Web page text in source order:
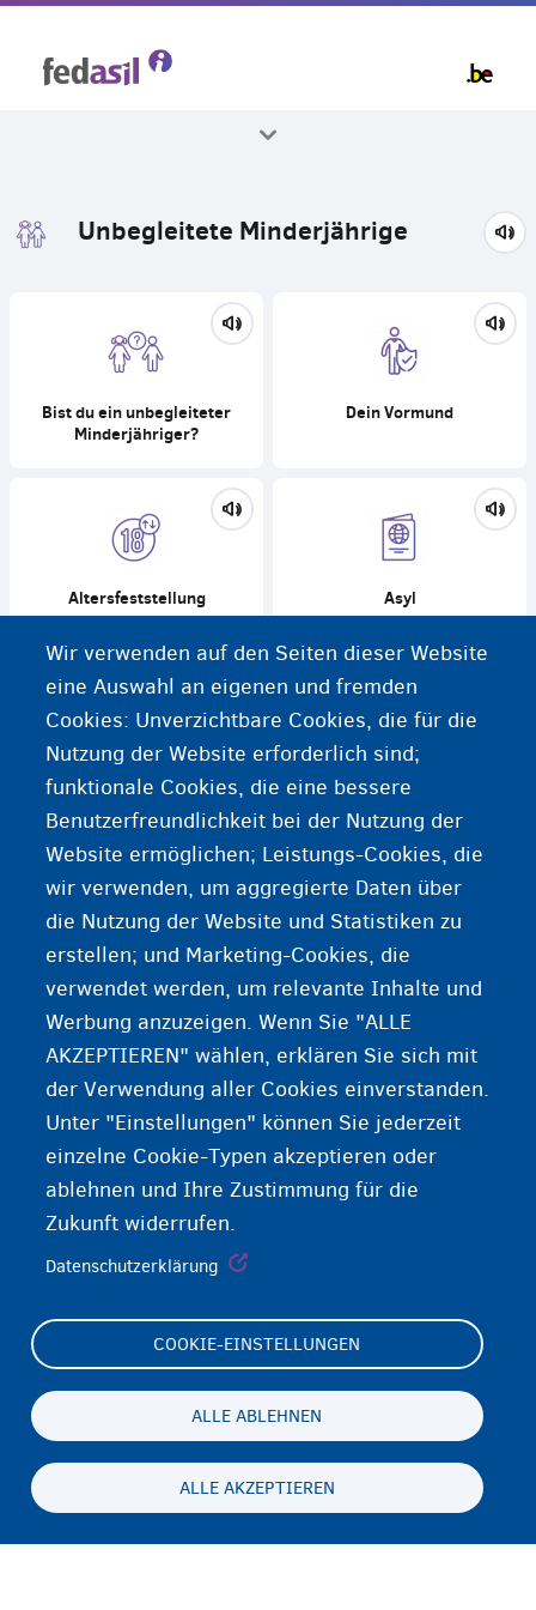
Unbegleitete Minderjährige
Bist du ein unbegleiteter
Minderjähriger?
Dein Vormund
Altersfeststellung Asyl
Andere Verfahren
Leben in einem
Aufnahmezentrum
Leben in einer Pflegefamilie Fast 18, was jetzt?
Wir verwenden auf den Seiten dieser Website
eine Auswahl an eigenen und fremden
Cookies: Unverzichtbare Cookies, die für die
Nutzung der Website erforderlich sind;
funktionale Cookies, die eine bessere
Benutzerfreundlichkeit bei der Nutzung der
Website ermöglichen; Leistungs-Cookies, die
wir verwenden, um aggregierte Daten über
die Nutzung der Website und Statistiken zu
erstellen; und Marketing-Cookies, die
verwendet werden, um relevante Inhalte und
Werbung anzuzeigen. Wenn Sie "ALLE
AKZEPTIEREN" wählen, erklären Sie sich mit
der Verwendung aller Cookies einverstanden.
Unter "Einstellungen" können Sie jederzeit
einzelne Cookie-Typen akzeptieren oder
ablehnen und Ihre Zustimmung für die
Zukunft widerrufen.
Datenschutzerklärung
COOKIE-EINSTELLUNGEN
ALLE ABLEHNEN
ALLE AKZEPTIEREN
Footer
(menu)
Cookie Settings
Datenschutz und Haftungsausschluss
DE
Persistent
menu